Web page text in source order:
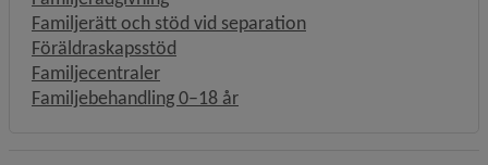
Familjerätt och stöd vid separation
Föräldraskapsstöd
Familjecentraler
Familjebehandling 0–18 år